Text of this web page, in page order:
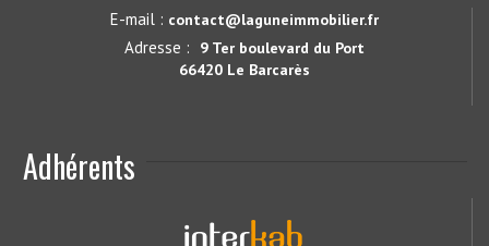
E-mail : contact@laguneimmobilier.fr
Adresse :
9 Ter boulevard du Port
66420 Le Barcarès
Adhérents